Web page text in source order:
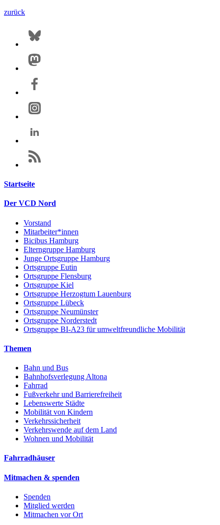
zurück
Startseite
Der VCD Nord
Vorstand
Mitarbeiter*innen
Bicibus Hamburg
Elterngruppe Hamburg
Junge Ortsgruppe Hamburg
Ortsgruppe Eutin
Ortsgruppe Flensburg
Ortsgruppe Kiel
Ortsgruppe Herzogtum Lauenburg
Ortsgruppe Lübeck
Ortsgruppe Neumünster
Ortsgruppe Norderstedt
Ortsgruppe BI-A23 für umweltfreundliche Mobilität
Themen
Bahn und Bus
Bahnhofsverlegung Altona
Fahrrad
Fußverkehr und Barrierefreiheit
Lebenswerte Städte
Mobilität von Kindern
Verkehrssicherheit
Verkehrswende auf dem Land
Wohnen und Mobilität
Fahrradhäuser
Mitmachen & spenden
Spenden
Mitglied werden
Mitmachen vor Ort